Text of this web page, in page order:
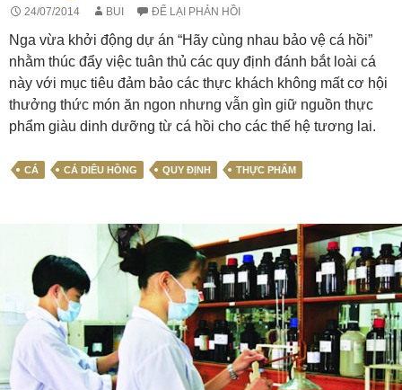
24/07/2014 BUI ĐỂ LẠI PHẢN HỒI
Nga vừa khởi động dự án “Hãy cùng nhau bảo vệ cá hồi”
nhằm thúc đẩy việc tuân thủ các quy định đánh bắt loài cá
này với mục tiêu đảm bảo các thực khách không mất cơ hội
thưởng thức món ăn ngon nhưng vẫn gìn giữ nguồn thực
phẩm giàu dinh dưỡng từ cá hồi cho các thế hệ tương lai.
CÁ CÁ DIÊU HỒNG QUY ĐỊNH THỰC PHẨM